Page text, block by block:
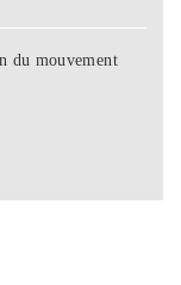
du mouvement